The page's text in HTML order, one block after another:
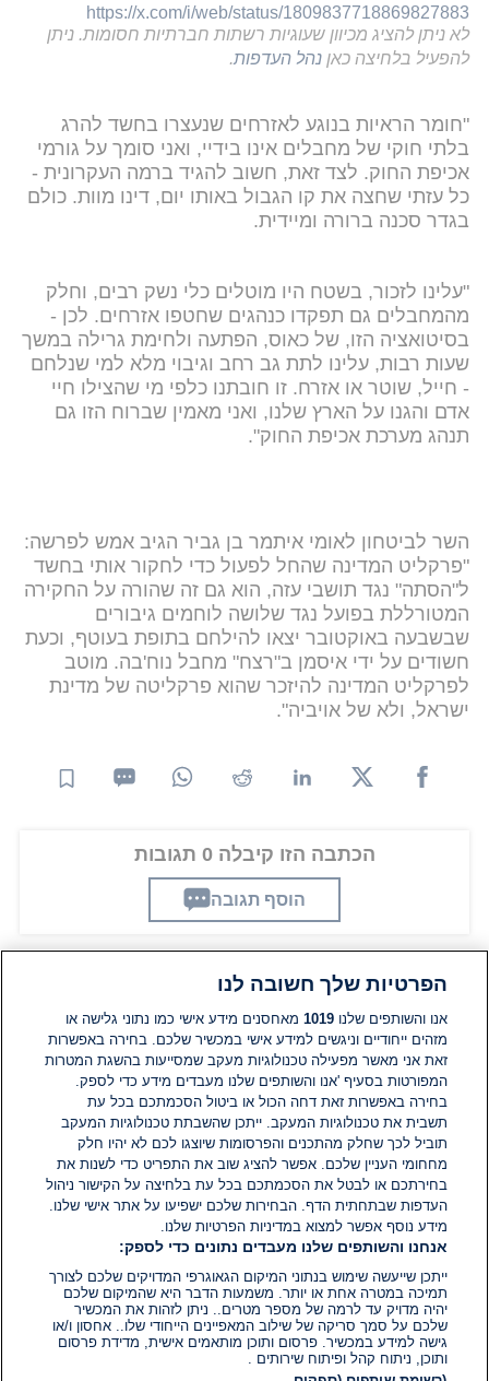
https://x.com/i/web/status/1809837718869827883
לא ניתן להציג מכיוון שעוגיות רשתות חברתיות חסומות. ניתן
להפעיל בלחיצה כאן נהל העדפות.
‏"חומר הראיות בנוגע לאזרחים שנעצרו בחשד להרג
בלתי חוקי של מחבלים אינו בידיי, ואני סומך על גורמי
אכיפת החוק. לצד זאת, חשוב להגיד ברמה העקרונית -
כל עזתי שחצה את קו הגבול באותו יום, דינו מוות. כולם
בגדר סכנה ברורה ומיידית.
‏"עלינו לזכור, בשטח היו מוטלים כלי נשק רבים, וחלק
מהמחבלים גם תפקדו כנהגים שחטפו אזרחים. ‏לכן -
בסיטואציה הזו, של כאוס, הפתעה ולחימת גרילה במשך
שעות רבות, עלינו לתת גב רחב וגיבוי מלא למי שנלחם
- חייל, שוטר או אזרח. ‏זו חובתנו כלפי מי שהצילו חיי
אדם והגנו על הארץ שלנו, ואני מאמין שברוח הזו גם
תנהג מערכת אכיפת החוק".
השר לביטחון לאומי איתמר בן גביר הגיב אמש לפרשה:
"פרקליט המדינה שהחל לפעול כדי לחקור אותי בחשד
ל"הסתה" נגד תושבי עזה, הוא גם זה שהורה על החקירה
המטורללת בפועל נגד שלושה לוחמים גיבורים
שבשבעה באוקטובר יצאו להילחם בתופת בעוטף, וכעת
חשודים על ידי איסמן ב"רצח" מחבל נוח'בה. מוטב
לפרקליט המדינה להיזכר שהוא פרקליטה של מדינת
ישראל, ולא של אויביה".
הכתבה הזו קיבלה 0 תגובות
הוסף תגובה
תגובות
אין עדיין תגובות. היה הראשון להגיב
הוסף תגובה
הפרטיות שלך חשובה לנו
אנו והשותפים שלנו1019 מאחסנים מידע אישי כמו נתוני גלישה או
מזהים ייחודיים וניגשים למידע אישי במכשיר שלכם. בחירה באפשרות
זאת אני מאשר מפעילה טכנולוגיות מעקב שמסייעות בהשגת המטרות
המפורטות בסעיף 'אנו והשותפים שלנו מעבדים מידע כדי לספק.
בחירה באפשרות זאת דחה הכול או ביטול הסכמתכם בכל עת
תשבית את טכנולוגיות המעקב. ייתכן שהשבתת טכנולוגיות המעקב
תוביל לכך שחלק מהתכנים והפרסומות שיוצגו לכם לא יהיו חלק
מחחומי העניין שלכם. אפשר להציג שוב את התפריט כדי לשנות את
בחירתכם או לבטל את הסכמתכם בכל עת בלחיצה על הקישור ניהול
העדפות שבתחתית הדף. הבחירות שלכם ישפיעו על אתר אישי שלנו.
מידע נוסף אפשר למצוא במדיניות הפרטיות שלנו.
אנחנו והשותפים שלנו מעבדים נתונים כדי לספק:
ייתכן שייעשה שימוש בנתוני המיקום הגאוגרפי המדויקים שלכם לצורך
תמיכה במטרה אחת או יותר. משמעות הדבר היא שהמיקום שלכם
יהיה מדויק עד לרמה של מספר מטרים.. ניתן לזהות את המכשיר
שלכם על סמך סריקה של שילוב המאפיינים הייחודי שלו.. אחסון ו/או
גישה למידע במכשיר. פרסום ותוכן מותאמים אישית, מדידת פרסום
ותוכן, ניתוח קהל ופיתוח שירותים .